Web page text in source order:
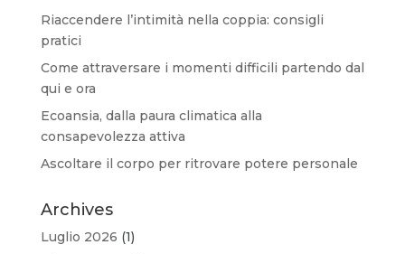
Riaccendere l’intimità nella coppia: consigli
pratici
Come attraversare i momenti difficili partendo dal
qui e ora
Ecoansia, dalla paura climatica alla
consapevolezza attiva
Ascoltare il corpo per ritrovare potere personale
Archives
Luglio 2026 (1)